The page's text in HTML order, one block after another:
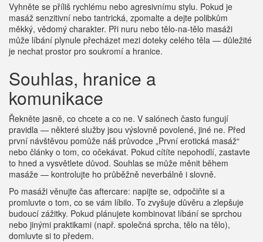
Vyhněte se příliš rychlému nebo agresivnímu stylu. Pokud je
masáž senzitivní nebo tantrická, zpomalte a dejte polibkům
měkký, vědomý charakter. Při nuru nebo tělo-na-tělo masáži
může líbání plynule přecházet mezi doteky celého těla — důležité
je nechat prostor pro soukromí a hranice.
Souhlas, hranice a
komunikace
Řekněte jasně, co chcete a co ne. V salónech často fungují
pravidla — některé služby jsou výslovně povolené, jiné ne. Před
první návštěvou pomůže náš průvodce „První erotická masáž“
nebo články o tom, co očekávat. Pokud cítíte nepohodlí, zastavte
to hned a vysvětlete důvod. Souhlas se může měnit během
masáže — kontrolujte ho průběžně neverbálně i slovně.
Po masáži věnujte čas aftercare: napijte se, odpočiňte si a
promluvte o tom, co se vám líbilo. To zvyšuje důvěru a zlepšuje
budoucí zážitky. Pokud plánujete kombinovat líbání se sprchou
nebo jinými praktikami (např. společná sprcha, tělo na tělo),
domluvte si to předem.